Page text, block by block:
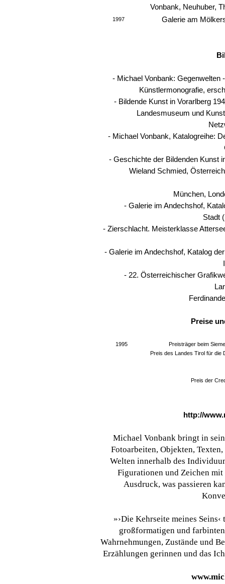
Vonbank, Neuhuber,
1997 Galerie am
- Michael Vonbank: Gegenwelten
Künstlermonografie,
- Bildende Kunst in Vorarlberg
Landesmuseum und
- Michael Vonbank, Katalogreihe:
- Geschichte der Bildenden Kunst
Wieland Schmied,
München,
- Galerie im Andechshof,
Stadt
- Zierschlacht. Meisterklasse
- Galerie im Andechshof, Katalog
- 22. Österreichischer
Preise
1995
Preisträger beim
Preis des Landes Tirol für die
Preis der
http://
Michael Vonbank bringt in
Fotoarbeiten, Objekten,
Welten innerhalb des
Figurationen und Zeichen
Ausdruck, was passieren
»›Die Kehrseite meines
großformatigen und
Wahrnehmungen, Zustände und
Erzählungen gerinnen und das